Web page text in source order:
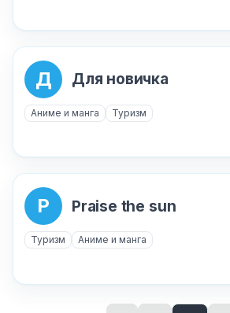
Как добавить бота?
Д Для новичка
Аниме и манга Туризм
P Praise the sun
Туризм Аниме и манга